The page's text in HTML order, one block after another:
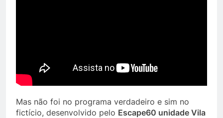
Mas não foi no programa verdadeiro e sim no
fictício, desenvolvido pelo Escape60 unidade Vila